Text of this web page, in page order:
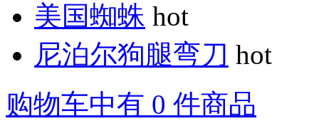
美国蜘蛛 hot
尼泊尔狗腿弯刀 hot
购物车中有 0 件商品